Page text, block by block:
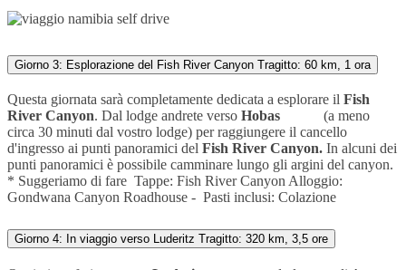
Giorno 3: Esplorazione del Fish River Canyon Tragitto: 60 km, 1 ora
Questa giornata sarà completamente dedicata a esplorare il Fish
River Canyon. Dal lodge andrete verso Hobas (a meno
circa 30 minuti dal vostro lodge) per raggiungere il cancello
d'ingresso ai punti panoramici del Fish River Canyon. In alcuni dei
punti panoramici è possibile camminare lungo gli argini del canyon.
* Suggeriamo di fare Tappe: Fish River CanyonAlloggio:
Gondwana Canyon Roadhouse - Pasti inclusi: Colazione
Giorno 4: In viaggio verso Luderitz Tragitto: 320 km, 3,5 ore